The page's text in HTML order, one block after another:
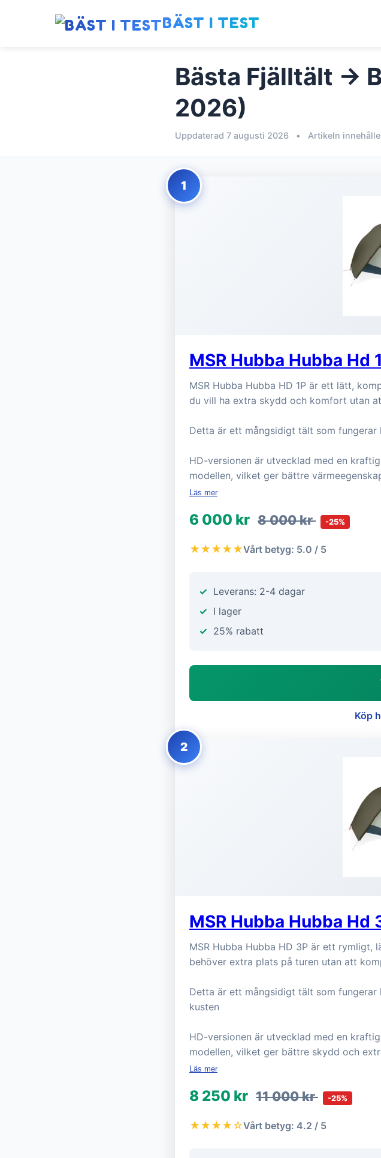
BÄST I TEST
Bästa Fjälltält →
2026)
Uppdaterad 7 augusti 2026 • Artikeln
1
MSR Hubba Hubba Hd
MSR Hubba Hubba HD 1P är ett lätt,
du vill ha extra skydd och komfort utan
Detta är ett mångsidigt tält som
HD-versionen är utvecklad med en
modellen, vilket ger bättre
Läs mer
6 000 kr 8 000 kr -25%
★★★★★Vårt betyg: 5.0 / 5
Leverans: 2-4 dagar
I lager
25% rabatt
Köp
2
MSR Hubba Hubba Hd
MSR Hubba Hubba HD 3P är ett
behöver extra plats på turen utan att
Detta är ett mångsidigt tält som
kusten
HD-versionen är utvecklad med en
modellen, vilket ger bättre skydd och
Läs mer
8 250 kr 11 000 kr -25%
★★★★☆Vårt betyg: 4.2 / 5